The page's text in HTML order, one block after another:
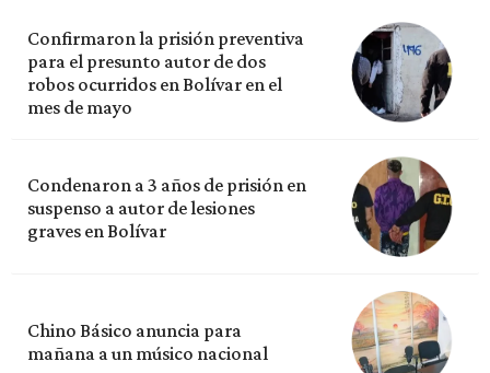
Confirmaron la prisión preventiva
para el presunto autor de dos
robos ocurridos en Bolívar en el
mes de mayo
Condenaron a 3 años de prisión en
suspenso a autor de lesiones
graves en Bolívar
Chino Básico anuncia para
mañana a un músico nacional